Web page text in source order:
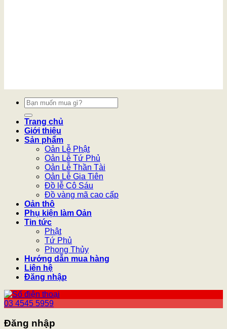
Tìm
kiếm:
Trang chủ
Giới thiệu
Sản phẩm
Oản Lễ Phật
Oản Lễ Tứ Phủ
Oản Lễ Thần Tài
Oản Lễ Gia Tiên
Đồ lễ Cô Sáu
Đồ vàng mã cao cấp
Oản thô
Phụ kiện làm Oản
Tin tức
Phật
Tứ Phủ
Phong Thủy
Hướng dẫn mua hàng
Liên hệ
Đăng nhập
03 4545 5959
Đăng nhập